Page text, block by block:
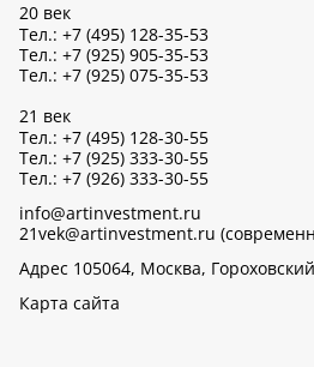
20 век
Тел.: +7 (495) 128-35-53
Тел.: +7 (925) 905-35-53
Тел.: +7 (925) 075-35-53
21 век
Тел.: +7 (495) 128-30-55
Тел.: +7 (925) 333-30-55
Тел.: +7 (926) 333-30-55
info@artinvestment.ru
21vek@artinvestment.ru
Адрес 105064, Москва,
Карта сайта